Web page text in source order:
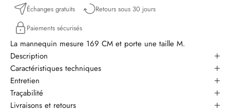
Échanges gratuits
Retours sous 30 jours
Paiements sécurisés
La mannequin mesure 169 CM et porte une taille M.
Description
Caractéristiques techniques
Entretien
Traçabilité
Livraisons et retours